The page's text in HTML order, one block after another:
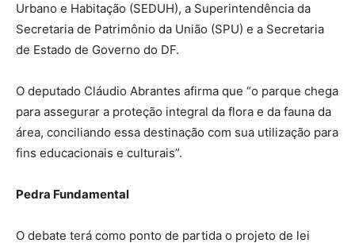
Urbano e Habitação (SEDUH), a Superintendência da
Secretaria de Patrimônio da União (SPU) e a Secretaria
de Estado de Governo do DF.
O deputado Cláudio Abrantes afirma que “o parque chega
para assegurar a proteção integral da flora e da fauna da
área, conciliando essa destinação com sua utilização para
fins educacionais e culturais”.
Pedra Fundamental
O debate terá como ponto de partida o projeto de lei